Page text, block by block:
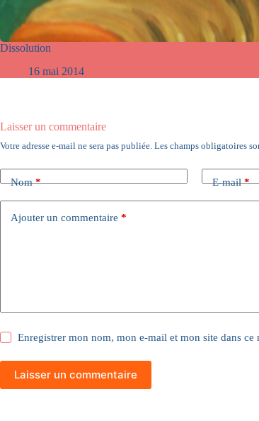
Dissolution
16 mai 2014
Laisser un commentaire
Votre adresse e-mail ne sera pas publiée. Les champs obligatoires
Nom* E-mail*
Ajouter un commentaire *
Enregistrer mon nom, mon e-mail et mon site dans
Laisser un commentaire